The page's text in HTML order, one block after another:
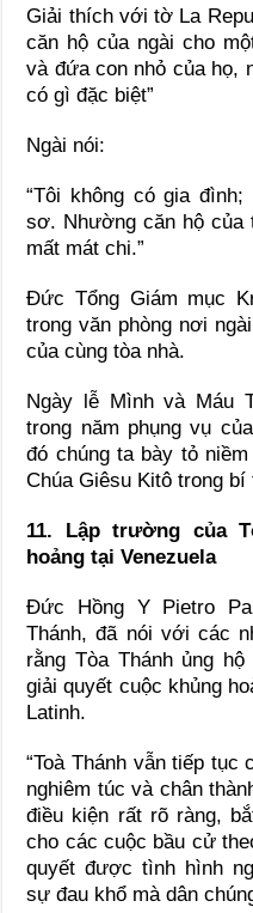
Giải thích với tờ La
căn hộ của ngài cho
và đứa con nhỏ của họ,
có gì đặc biệt”
Ngài nói:
“Tôi không có gia
sơ. Nhường căn hộ của
mất mát chi.”
Đức Tổng Giám mục
trong văn phòng nơi
của cùng tòa nhà.
Ngày lễ Mình và Máu
trong năm phụng vụ
đó chúng ta bày tỏ
Chúa Giêsu Kitô trong bí
11. Lập trường của
hoảng tại Venezuela
Đức Hồng Y Pietro
Thánh, đã nói với các
rằng Tòa Thánh ủng
giải quyết cuộc khủng
Latinh.
“Toà Thánh vẫn tiếp tục
nghiêm túc và chân
điều kiện rất rõ ràng,
cho các cuộc bầu cử
quyết được tình hình
sự đau khổ mà dân